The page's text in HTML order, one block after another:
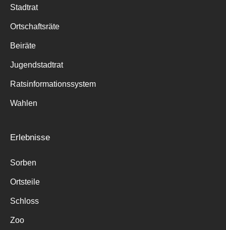
Stadtrat
Ortschaftsräte
Beiräte
Jugendstadtrat
Ratsinformationssystem
Wahlen
Erlebnisse
Sorben
Ortsteile
Schloss
Zoo